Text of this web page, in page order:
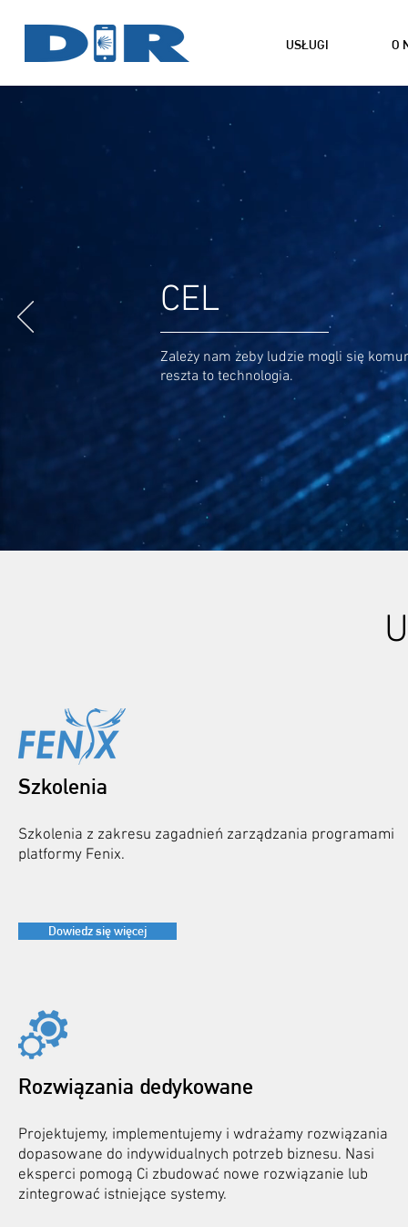
USŁUGI O
CEL
Zależy nam żeby ludzie mogli się
reszta to technologia.
Rozwiązania dedykowane
Projektujemy, implementujemy i wdrażamy rozwiązania
dopasowane do indywidualnych potrzeb biznesu. Nasi
eksperci pomogą Ci zbudować nowe rozwiązanie lub
zintegrować istniejące systemy.
Szkolenia
Szkolenia z zakresu zagadnień zarządzania programami
platformy Fenix.
Dowiedz się więcej